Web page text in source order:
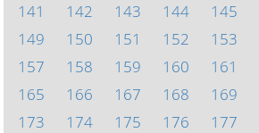
141
142 143 144 145
149
150 151 152 153
157
158 159 160 161
165
166 167 168 169
173
174 175 176 177